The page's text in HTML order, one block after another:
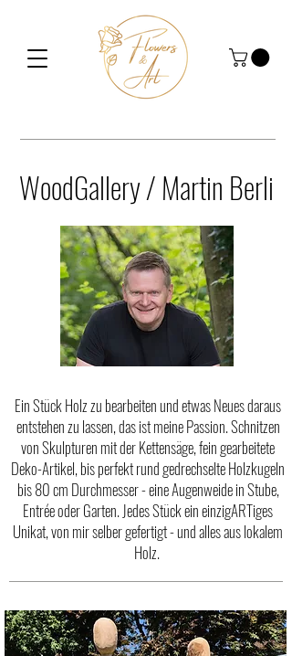
WoodGallery / Martin Berli
Ein Stück Holz zu bearbeiten und etwas Neues daraus
entstehen zu lassen, das ist meine Passion. Schnitzen
von Skulpturen mit der Kettensäge, fein gearbeitete
Deko-Artikel, bis perfekt rund gedrechselte Holzkugeln
bis 80 cm Durchmesser - eine Augenweide in Stube,
Entrée oder Garten. Jedes Stück ein einzigARTiges
Unikat, von mir selber gefertigt - und alles aus lokalem
Holz.